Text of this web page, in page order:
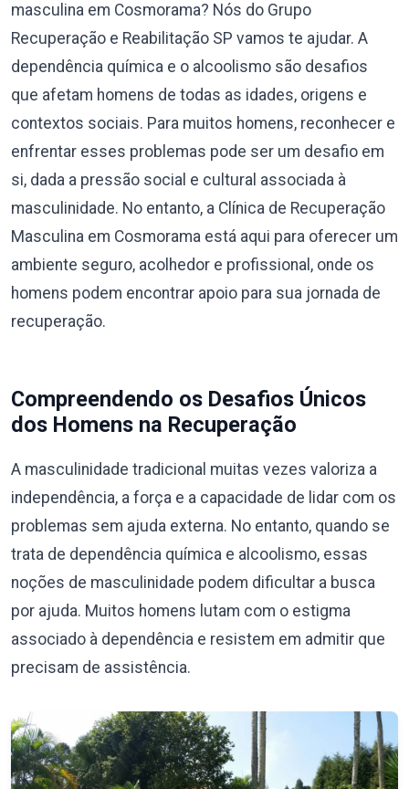
masculina em Cosmorama? Nós do Grupo
Recuperação e Reabilitação SP vamos te ajudar. A
dependência química e o alcoolismo são desafios
que afetam homens de todas as idades, origens e
contextos sociais. Para muitos homens, reconhecer e
enfrentar esses problemas pode ser um desafio em
si, dada a pressão social e cultural associada à
masculinidade. No entanto, a Clínica de Recuperação
Masculina em Cosmorama está aqui para oferecer um
ambiente seguro, acolhedor e profissional, onde os
homens podem encontrar apoio para sua jornada de
recuperação.
Compreendendo os Desafios Únicos
dos Homens na Recuperação
A masculinidade tradicional muitas vezes valoriza a
independência, a força e a capacidade de lidar com os
problemas sem ajuda externa. No entanto, quando se
trata de dependência química e alcoolismo, essas
noções de masculinidade podem dificultar a busca
por ajuda. Muitos homens lutam com o estigma
associado à dependência e resistem em admitir que
precisam de assistência.